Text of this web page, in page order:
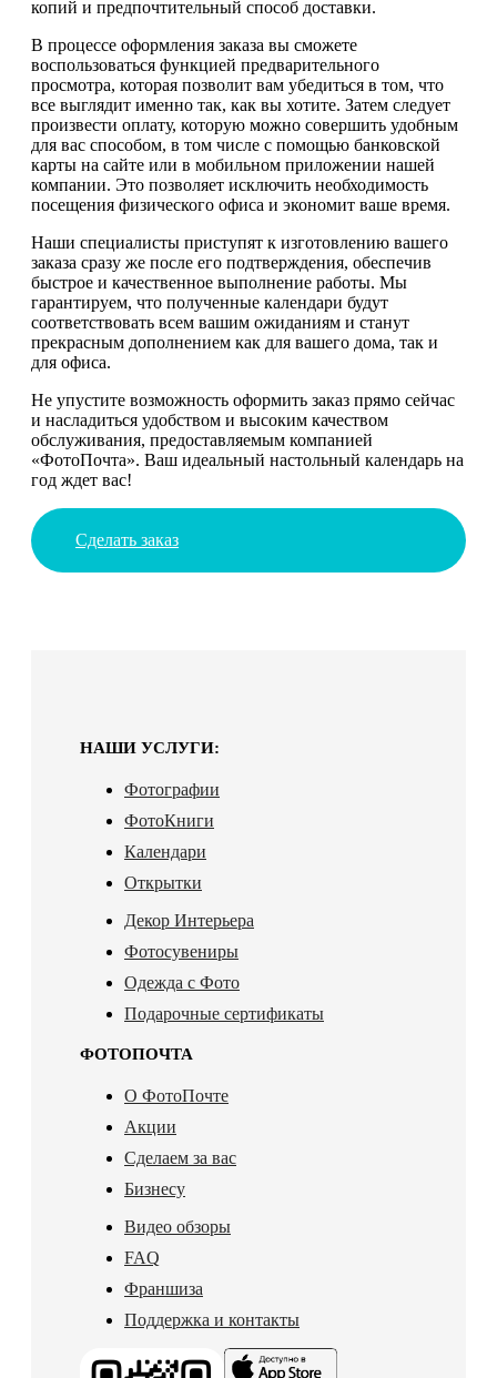
копий и предпочтительный способ доставки.
В процессе оформления заказа вы сможете
воспользоваться функцией предварительного
просмотра, которая позволит вам убедиться в том, что
все выглядит именно так, как вы хотите. Затем следует
произвести оплату, которую можно совершить удобным
для вас способом, в том числе с помощью банковской
карты на сайте или в мобильном приложении нашей
компании. Это позволяет исключить необходимость
посещения физического офиса и экономит ваше время.
Наши специалисты приступят к изготовлению вашего
заказа сразу же после его подтверждения, обеспечив
быстрое и качественное выполнение работы. Мы
гарантируем, что полученные календари будут
соответствовать всем вашим ожиданиям и станут
прекрасным дополнением как для вашего дома, так и
для офиса.
Не упустите возможность оформить заказ прямо сейчас
и насладиться удобством и высоким качеством
обслуживания, предоставляемым компанией
«ФотоПочта». Ваш идеальный настольный календарь на
год ждет вас!
Сделать заказ
НАШИ УСЛУГИ:
Фотографии
ФотоКниги
Календари
Открытки
Декор Интерьера
Фотосувениры
Одежда с Фото
Подарочные сертификаты
ФОТОПОЧТА
О ФотоПочте
Акции
Сделаем за вас
Бизнесу
Видео обзоры
FAQ
Франшиза
Поддержка и контакты